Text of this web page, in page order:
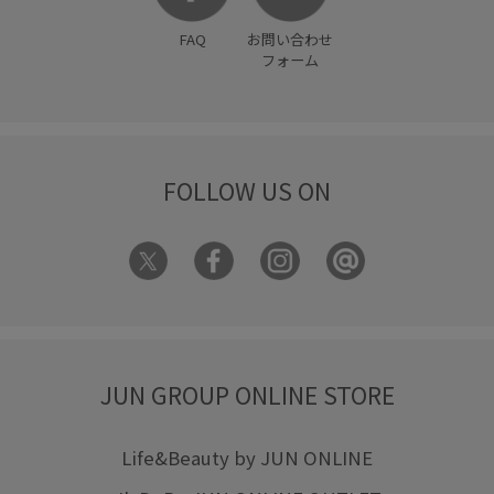
FAQ
お問い合わせ
フォーム
FOLLOW US ON
JUN GROUP ONLINE STORE
Life&Beauty by JUN ONLINE